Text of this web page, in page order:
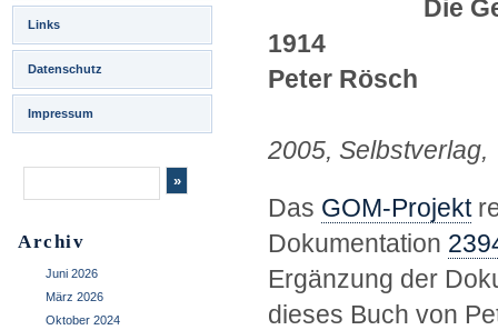
Links
Datenschutz
Impressum
Archiv
Juni 2026
März 2026
Oktober 2024
Die
1914
Peter Rösch
2005,
Das GOM-Projekt
Dokumentation
Ergänzung der
dieses Buch von